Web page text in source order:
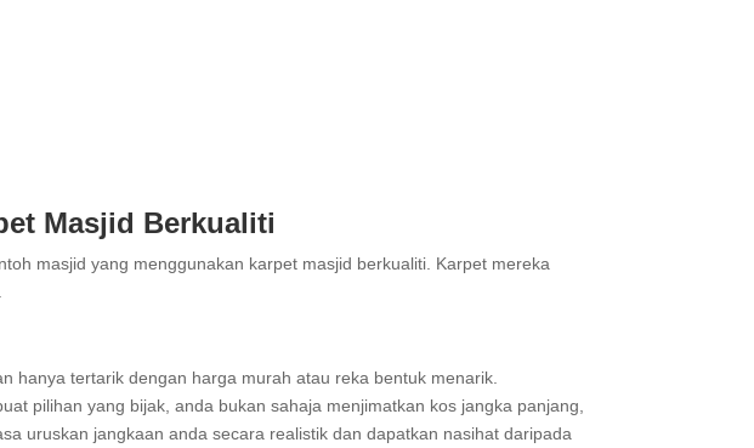
Masjid Berkualiti
masjid yang menggunakan karpet masjid berkualiti. Karpet mereka
hanya tertarik dengan harga murah atau reka bentuk menarik.
pilihan yang bijak, anda bukan sahaja menjimatkan kos jangka panjang,
uruskan jangkaan anda secara realistik dan dapatkan nasihat daripada